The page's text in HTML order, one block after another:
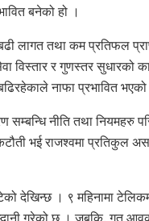
बनेको हो ।
लागत तथा कम प्रतिफल
विस्तार र गुणस्तर सुधारको
नाफा प्रभावित
सम्बन्धि नीति तथा नियमहरु
भई राजश्वमा प्रतिकुल
देखिन्छ । ९ महिनामा